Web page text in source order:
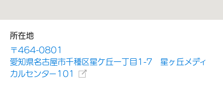
所在地
〒464-0801
愛知県名古屋市千種区星ケ丘一丁目1-7 星ヶ丘メディ
カルセンター101